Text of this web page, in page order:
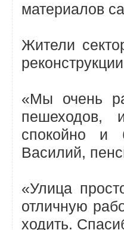
материалов
Жители
«Мы очень
пешеходов,
спокойно и
Василий,
«Улица
отличную
ходить.